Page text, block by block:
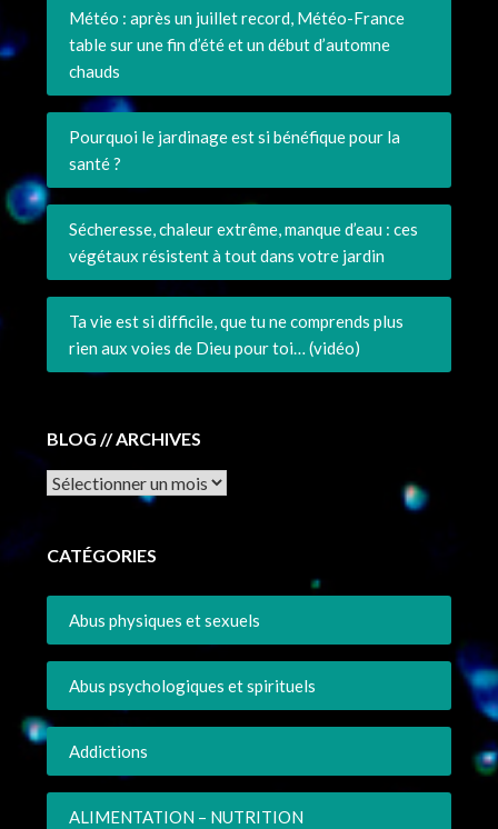
Météo : après un juillet record, Météo-France
table sur une fin d’été et un début d’automne
chauds
Pourquoi le jardinage est si bénéfique pour la
santé ?
Sécheresse, chaleur extrême, manque d’eau : ces
végétaux résistent à tout dans votre jardin
Ta vie est si difficile, que tu ne comprends plus
rien aux voies de Dieu pour toi… (vidéo)
BLOG // ARCHIVES
Archives
CATÉGORIES
Abus physiques et sexuels
Abus psychologiques et spirituels
Addictions
ALIMENTATION – NUTRITION